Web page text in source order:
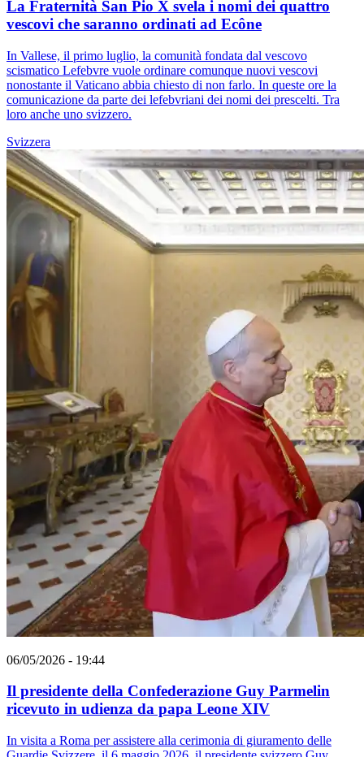
La Fraternità San Pio X svela i nomi dei quattro
vescovi che saranno ordinati ad Ecône
In Vallese, il primo luglio, la comunità fondata dal vescovo
scismatico Lefebvre vuole ordinare comunque nuovi vescovi
nonostante il Vaticano abbia chiesto di non farlo. In queste ore la
comunicazione da parte dei lefebvriani dei nomi dei prescelti. Tra
loro anche uno svizzero.
Svizzera
06/05/2026 - 19:44
Il presidente della Confederazione Guy Parmelin
ricevuto in udienza da papa Leone XIV
In visita a Roma per assistere alla cerimonia di giuramento delle